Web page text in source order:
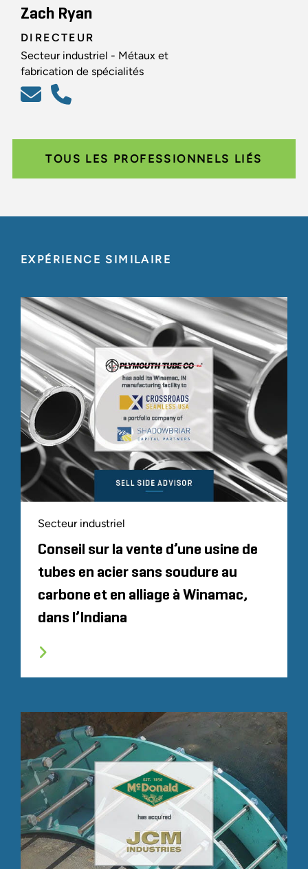
Zach Ryan
DIRECTEUR
Secteur industriel - Métaux et
fabrication de spécialités
TOUS LES PROFESSIONNELS LIÉS
EXPÉRIENCE SIMILAIRE
Secteur industriel
Conseil sur la vente d’une usine de
tubes en acier sans soudure au
carbone et en alliage à Winamac,
dans l’Indiana